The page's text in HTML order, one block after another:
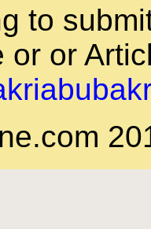
to
or or